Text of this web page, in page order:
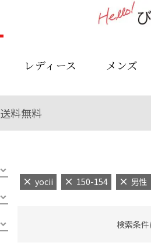
レディース メンズ
送料無料
yocii 150-154 男性
検索条